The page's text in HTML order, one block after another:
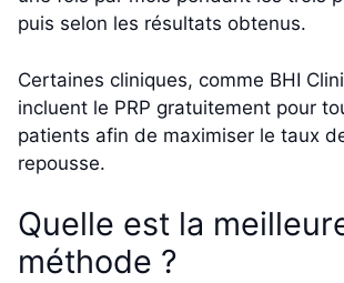
puis selon les résultats obtenus.
Certaines cliniques, comme BHI
incluent le PRP gratuitement pour
patients afin de maximiser le taux
repousse.
Quelle est la
méthode ?